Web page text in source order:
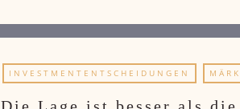
INVESTMENTENTSCHEIDUNGEN